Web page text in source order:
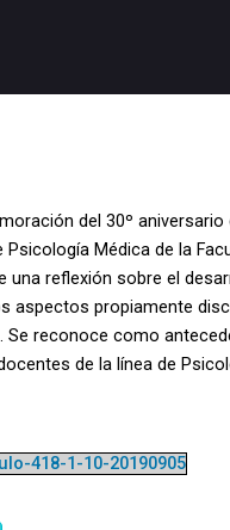
del 30º aniversario
Psicología Médica de la
una reflexión sobre el
aspectos propiamente
reconoce como
de la línea de
418-1-10-20190905